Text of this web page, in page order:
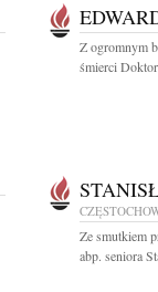
Z ogromnym
śmierci
Ze smutkiem
abp. seniora